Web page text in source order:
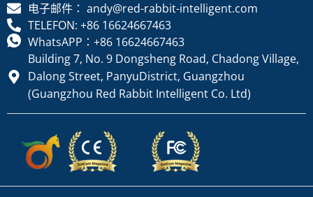
电子邮件： andy@red-rabbit-intelligent.com
TELEFON: +86 16624667463
WhatsAPP：+86 16624667463
Building 7, No. 9 Dongsheng Road, Chadong Village,
Dalong Street, PanyuDistrict, Guangzhou
(Guangzhou Red Rabbit Intelligent Co. Ltd)